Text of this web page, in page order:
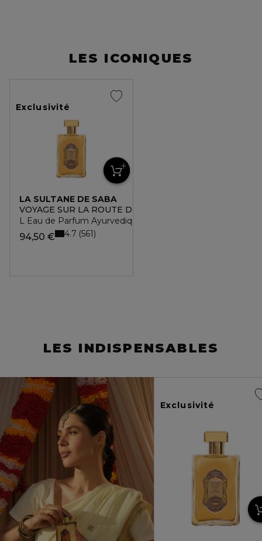
LES ICONIQUES
Exclusivité
LA SULTANE DE SABA
VOYAGE SUR LA ROUTE DES ÉPICES A L'AYURVEDIQUE
L Eau de Parfum Ayurvedique
94,50 € 4.7 561
LES INDISPENSABLES
Exclusivité